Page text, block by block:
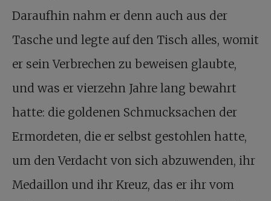
Daraufhin nahm er denn auch aus der
Tasche und legte auf den Tisch alles, womit
er sein Verbrechen zu beweisen glaubte,
und was er vierzehn Jahre lang bewahrt
hatte: die goldenen Schmucksachen der
Ermordeten, die er selbst gestohlen hatte,
um den Verdacht von sich abzuwenden, ihr
Medaillon und ihr Kreuz, das er ihr vom